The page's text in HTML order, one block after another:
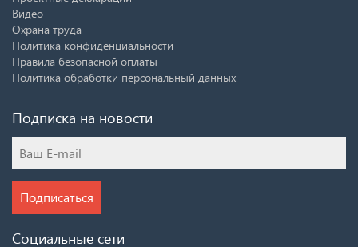
Видео
Охрана труда
Политика конфиденциальности
Правила безопасной оплаты
Политика обработки персональный данных
Подписка на новости
Подписаться
Социальные сети